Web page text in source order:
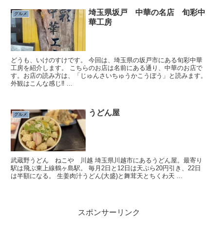
グルメ
埼玉県坂戸 中華の名店 旬彩中
華工房
どうも、いけのすけです。 今回は、埼玉県の坂戸市にある旬彩中華
工房を紹介します。 こちらのお店は名前にある通り、中華のお店で
す。お店の読み方は、「じゅんさいちゅうかこうぼう」と読みます。
外観はこんな感じ‼ ...
グルメ うどん屋
武蔵野うどん ねこや 川越 埼玉県川越市にあるうどん屋。最寄り
駅は飛ぶ東上線鶴ヶ島駅。 毎月2日と12日は天ぷら20円引き、22日
は半額になる。 生姜肉汁うどん(大盛)と舞茸天とちくわ天 ...
スポンサーリンク